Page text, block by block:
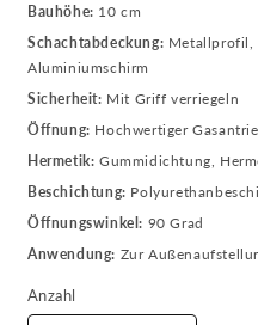
Bauhöhe: 10 cm
Schachtabdeckung: Metallprofil,
Aluminiumschirm
Sicherheit: Mit Griff verriegeln
Öffnung: Hochwertiger
Hermetik: Gummidichtung,
Beschichtung:
Öffnungswinkel: 90 Grad
Anwendung: Zur
Anzahl